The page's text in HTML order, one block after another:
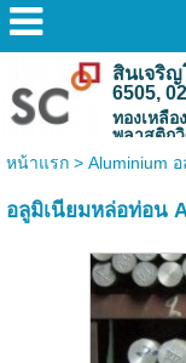
สินเจริ
6505,
ทองเหลือ
พลาสติก
หน้าแรก> Aluminium
อลูมิเนียมหล่อท่อน